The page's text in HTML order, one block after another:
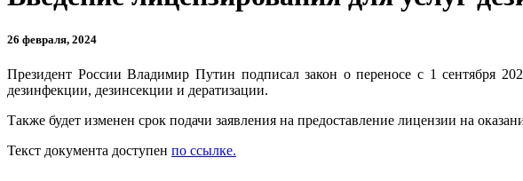
26 февраля, 2024
Президент России Владимир Путин подписал закон о переносе с 1 сентября
дезинфекции, дезинсекции и дератизации.
Также будет изменен срок подачи заявления на предоставление лицензии на
Текст документа доступен по ссылке.